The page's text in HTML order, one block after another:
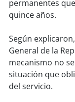
soy valparaíso
soyquillota
soy
soychillán
permanentes
quince años.
Según
General de la
mecanismo no
situación que
del servicio.